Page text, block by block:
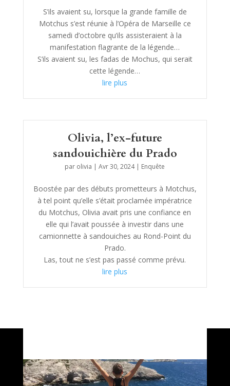
S’ils avaient su, lorsque la grande famille de
Motchus s’est réunie à l’Opéra de Marseille ce
samedi d’octobre qu’ils assisteraient à la
manifestation flagrante de la légende…
S’ils avaient su, les fadas de Mochus, qui serait
cette légende…
lire plus
Olivia, l’ex-future
sandouichière du Prado
par olivia |Avr 30, 2024| Enquête
Boostée par des débuts prometteurs à Motchus,
à tel point qu’elle s’était proclamée impératrice
du Motchus, Olivia avait pris une confiance en
elle qui l’avait poussée à investir dans une
camionnette à sandouiches au Rond-Point du
Prado.
Las, tout ne s’est pas passé comme prévu.
lire plus